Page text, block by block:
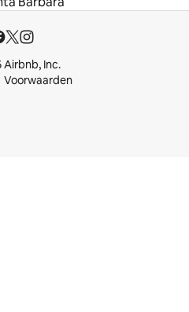
Inc.
Voorwaarden